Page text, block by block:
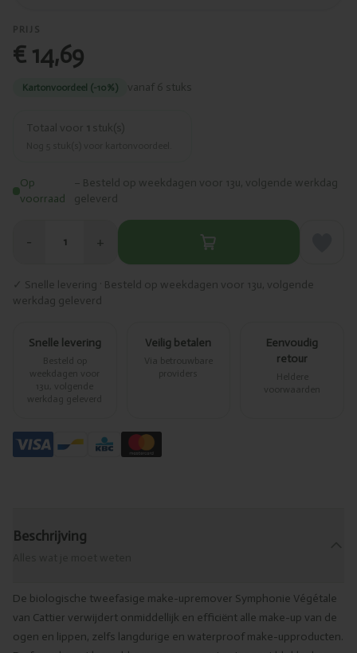
PRIJS
€ 14,69
Kartonvoordeel (-10%) vanaf 6 stuks
Totaal voor 1 stuk(s)
Op
voorraad
– Besteld op weekdagen voor 13u, volgende werkdag
geleverd
− 1 +
✓ Snelle levering · Besteld op weekdagen voor 13u, volgende
werkdag geleverd
Snelle levering
Besteld op
weekdagen voor
13u, volgende
werkdag geleverd
Veilig betalen
Via betrouwbare
providers
Eenvoudig
retour
Heldere
voorwaarden
Beschrijving
De biologische tweefasige make-upremover Symphonie Végétale
van Cattier verwijdert onmiddellijk en efficiënt alle make-up van de
ogen en lippen, zelfs langdurige en waterproof make-upproducten.